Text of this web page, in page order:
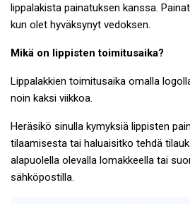
lippalakista painatuksen kanssa.
kun olet hyväksynyt vedoksen.
Mikä on lippisten toimitusaika?
Lippalakkien toimitusaika omalla
noin kaksi viikkoa.
Heräsikö sinulla kymyksiä lippisten
tilaamisesta tai haluaisitko tehdä
alapuolella olevalla lomakkeella tai
sähköpostilla.